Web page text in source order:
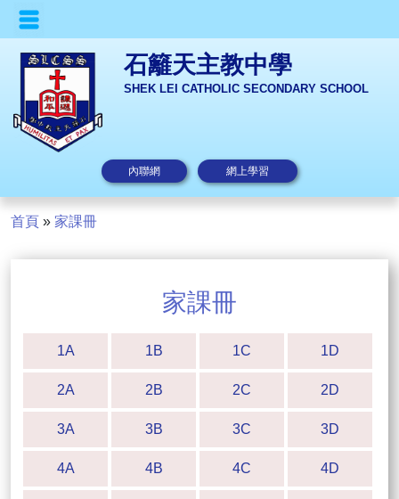
石籬天主教中學
SHEK LEI CATHOLIC SECONDARY SCHOOL
內聯網 網上學習
首頁 » 家課冊
家課冊
1A 1B 1C 1D
2A 2B 2C 2D
3A 3B 3C 3D
4A 4B 4C 4D